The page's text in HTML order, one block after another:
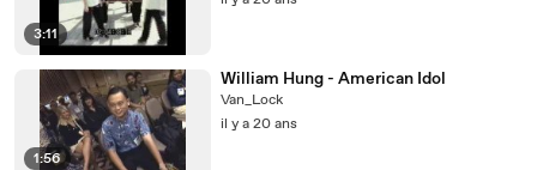
3:11
1:56
William Hung - American Idol
Van_Lock
il y a 20 ans